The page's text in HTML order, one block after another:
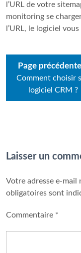
l’URL de votre
monitoring se
l’URL, le logiciel
Page précédente
Comment choisir
logiciel CRM ?
Laisser un
Votre adresse e-mail
obligatoires sont
Commentaire *